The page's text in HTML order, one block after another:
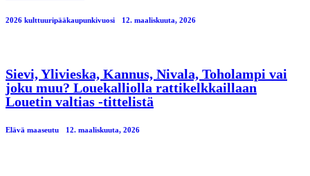
2026 kulttuuripääkaupunkivuosi 12. maaliskuuta, 2026
Sievi, Ylivieska, Kannus, Nivala, Toholampi vai
joku muu? Louekalliolla rattikelkkaillaan
Louetin valtias -tittelistä
Elävä maaseutu 12. maaliskuuta, 2026